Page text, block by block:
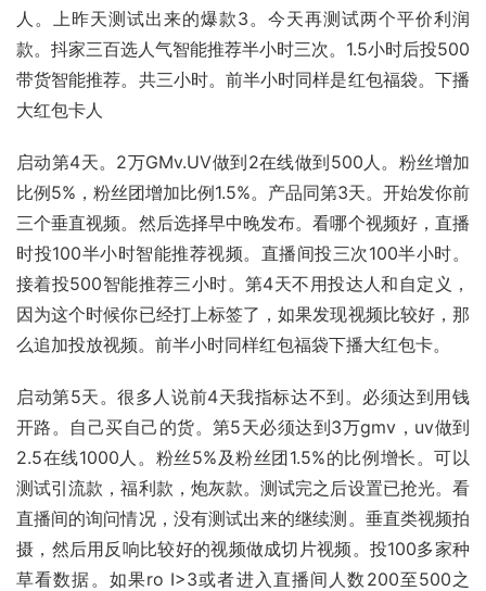
人。上昨天测试出来的爆款3。今天再测试两个平价利润
款。抖家三百选人气智能推荐半小时三次。1.5小时后投500
带货智能推荐。共三小时。前半小时同样是红包福袋。下播
大红包卡人
启动第4天。2万GMv.UV做到2在线做到500人。粉丝增加
比例5%，粉丝团增加比例1.5%。产品同第3天。开始发你前
三个垂直视频。然后选择早中晚发布。看哪个视频好，直播
时投100半小时智能推荐视频。直播间投三次100半小时。
接着投500智能推荐三小时。第4天不用投达人和自定义，
因为这个时候你已经打上标签了，如果发现视频比较好，那
么追加投放视频。前半小时同样红包福袋下播大红包卡。
启动第5天。很多人说前4天我指标达不到。必须达到用钱
开路。自己买自己的货。第5天必须达到3万gmv，uv做到
2.5在线1000人。粉丝5%及粉丝团1.5%的比例增长。可以
测试引流款，福利款，炮灰款。测试完之后设置已抢光。看
直播间的询问情况，没有测试出来的继续测。垂直类视频拍
摄，然后用反响比较好的视频做成切片视频。投100多家种
草看数据。如果ro I>3或者进入直播间人数200至500之